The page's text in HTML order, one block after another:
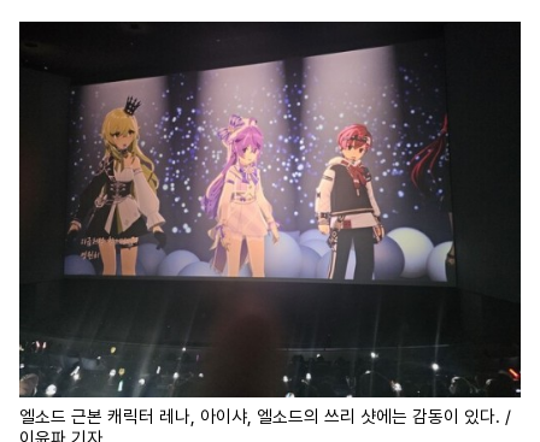
엘소드 근본 캐릭터 레나, 아이샤, 엘소드의 쓰리 샷에는 감동이 있다. /